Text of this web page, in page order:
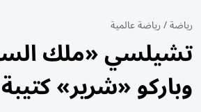
رياضة/رياضة عالمية
تشيلسي «ملك
وباركو «شرير»